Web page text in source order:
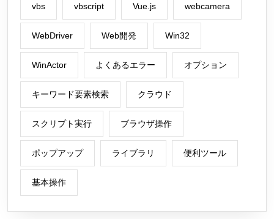
vbs vbscript Vue.js webcamera
WebDriver Web開発 Win32
WinActor よくあるエラー オプション
キーワード要素検索 クラウド
スクリプト実行 ブラウザ操作
ポップアップ ライブラリ 便利ツール
基本操作